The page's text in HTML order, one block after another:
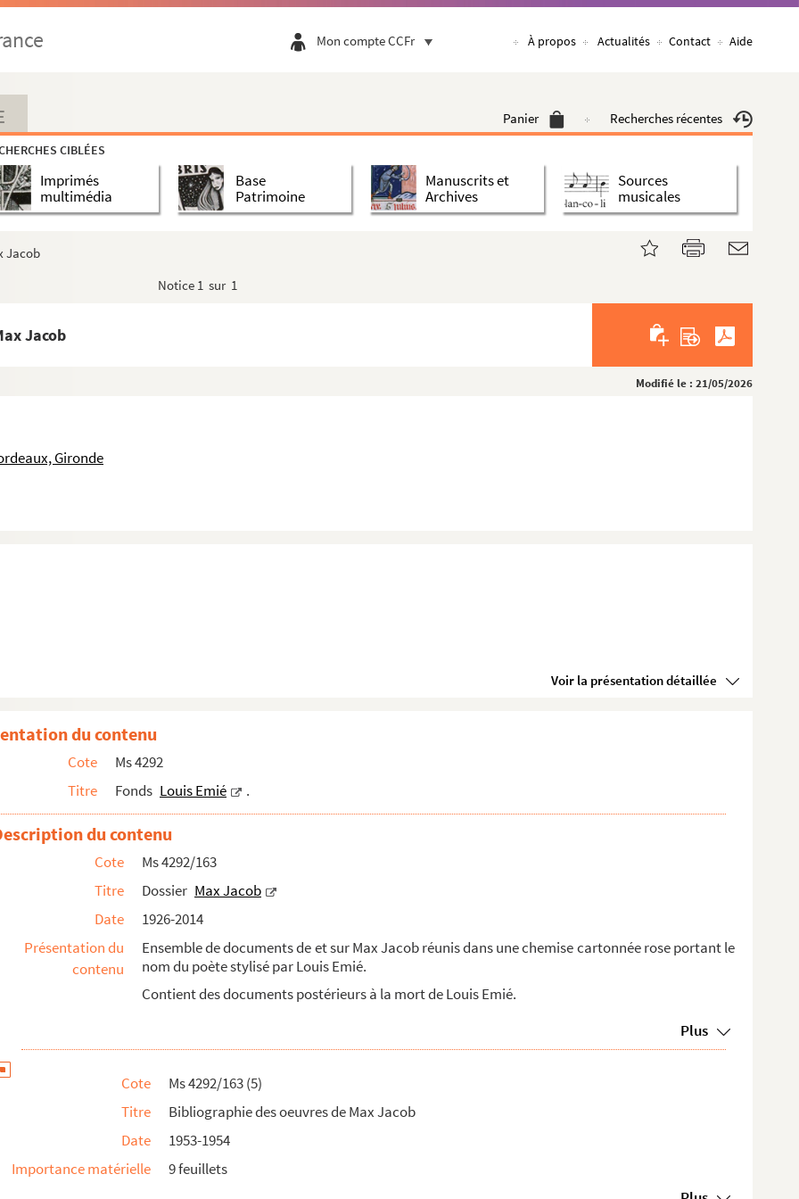
Mon compte CCFr À propos Actualités Contact Aide
Panier Recherches récentes
CIBLÉES
Imprimés
multimédia
Base
Patrimoine
Manuscrits et
Archives
Sources
musicales
Jacob
Notice 1 sur 1
Jacob
Modifié le : 21/05/2026
Gironde
Voir la présentation détaillée
général de "Sud-Ouest"
Emié
(Madrid) à Louis Emié
Emié
Emié
de Max Jacob
Emié
sur Max Jacob"
par le poète Louis Emié"
Szigetti
d'astrologie"
et américaine
du contenu
Cote
Ms 4292
Titre
Fonds Louis Emié .
du contenu
Cote
Ms 4292/163
Titre
Dossier Max Jacob
Date
1926-2014
Présentation du
contenu
Ensemble de documents de et sur Max Jacob réunis dans une chemise cartonnée rose portant le
nom du poète stylisé par Louis Emié.
Contient des documents postérieurs à la mort de Louis Emié.
Plus
Cote
Ms 4292/163 (5)
Titre
Bibliographie des oeuvres de Max Jacob
Date
1953-1954
Importance matérielle
9 feuillets